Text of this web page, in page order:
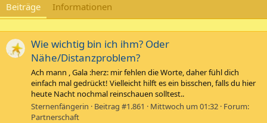
Beiträge Informationen
Wie wichtig bin ich ihm? Oder
Nähe/Distanzproblem?
Ach mann , Gala :herz: mir fehlen die Worte, daher fühl dich
einfach mal gedrückt! Vielleicht hilft es ein bisschen, falls du hier
heute Nacht nochmal reinschauen solltest..
Sternenfängerin
Beitrag #1.861 Mittwoch um 01:32 Forum:
Partnerschaft